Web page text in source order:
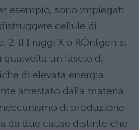
esempio, sono impiegati
cellule di
2. Il I raggi X o RÖntgen si
un fascio di
di elevata energia
arrestato dalla materia
di produzione
da due cause distinte che